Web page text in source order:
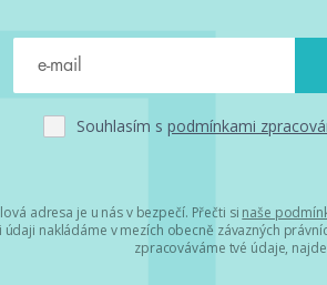
Souhlasím s podmínkami
adresa je u nás v bezpečí. Přečti si naše
nakládáme v mezích obecně závazných
zpracováváme tvé údaje,